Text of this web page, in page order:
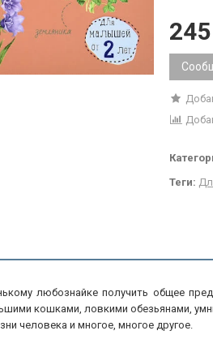
245
Теги:
любознайке получить общее
кошками, ловкими обезьянами,
человека и многое, многое другое.